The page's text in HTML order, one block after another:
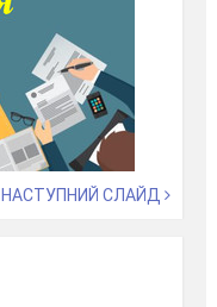
НАСТУПНИЙ СЛАЙД